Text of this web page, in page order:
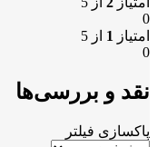
0
امتیاز 1 از 5
0
نقد و بررسی‌ها
پاکسازی فیلتر